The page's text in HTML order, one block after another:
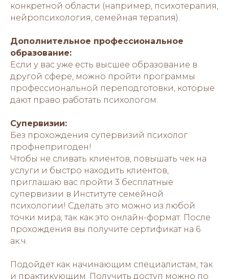
конкретной области (например, психотерапия,
нейропсихология, семейная терапия).
Дополнительное профессиональное
образование:
Если у вас уже есть высшее образование в
другой сфере, можно пройти программы
профессиональной переподготовки, которые
дают право работать психологом.
Супервизии:
Без прохождения супервизий психолог
профнепригоден!
Чтобы не сливать клиентов, повышать чек на
услуги и быстро находить клиентов,
приглашаю вас пройти 3 бесплатные
супервизии в Институте семейной
психологии! Сделать это можно из любой
точки мира, так как это онлайн-формат. После
прохождения вы получите сертификат на 6
ак.ч.
Подойдет как начинающим специалистам, так
и практикующим. Получить доступ можно по